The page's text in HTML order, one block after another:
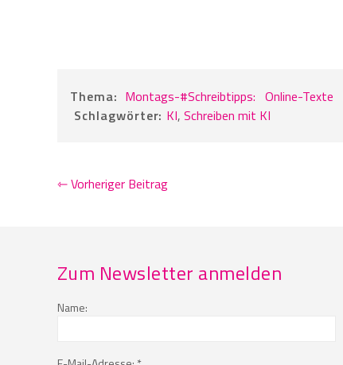
Thema: Montags-#Schreibtipps: Online-Texte
Schlagwörter: KI,Schreiben mit KI
⇽ Vorheriger Beitrag
Zum Newsletter anmelden
Name: